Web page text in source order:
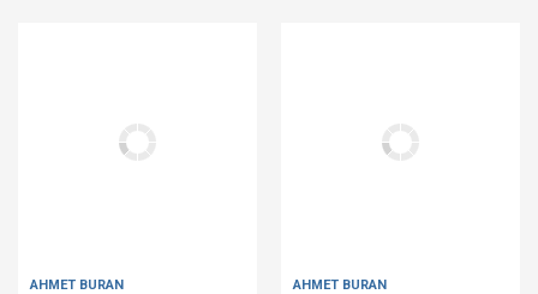
AHMET BURAN AHMET BURAN